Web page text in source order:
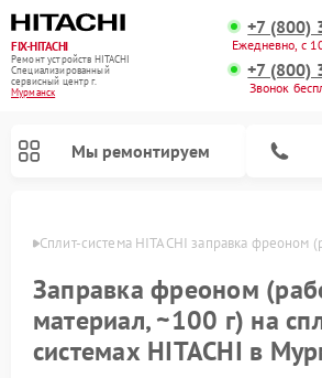
FIX-HITACHI
Ремонт устройств HITACHI
Специализированный
cервисный центр г.
Мурманск
+7 (800)
Ежедневно, с
+7 (800)
Звонок
Мы ремонтируем
Сплит-система HITACHI заправка фреоном
Заправка фреоном
материал, ~100 г) на
системах HITACHI в